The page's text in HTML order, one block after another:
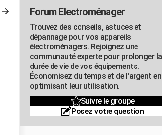
Forum Electroménager
Trouvez des conseils, astuces et
dépannage pour vos appareils
électroménagers. Rejoignez une
communauté experte pour prolonger la
durée de vie de vos équipements.
Économisez du temps et de l'argent en
optimisant leur utilisation.
Suivre le groupe
Posez votre question